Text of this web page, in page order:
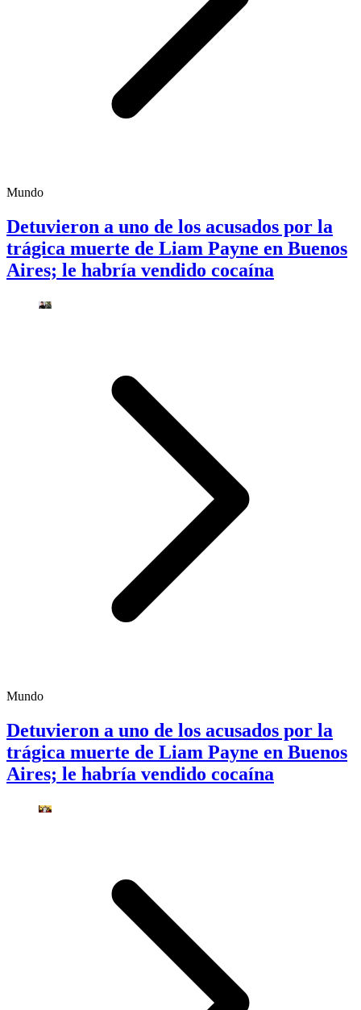
Mundo
Detuvieron a uno de los acusados por la
trágica muerte de Liam Payne en Buenos
Aires; le habría vendido cocaína
Mundo
Detuvieron a uno de los acusados por la
trágica muerte de Liam Payne en Buenos
Aires; le habría vendido cocaína